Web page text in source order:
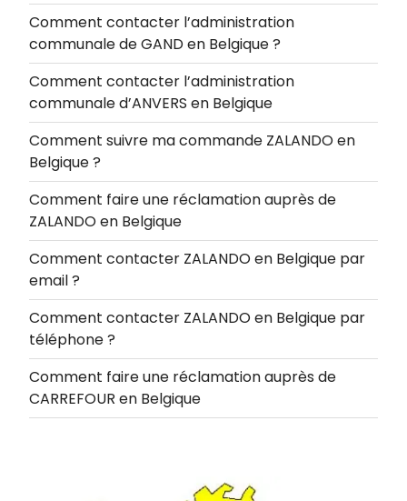
Comment contacter l’administration
communale de GAND en Belgique ?
Comment contacter l’administration
communale d’ANVERS en Belgique
Comment suivre ma commande ZALANDO en
Belgique ?
Comment faire une réclamation auprès de
ZALANDO en Belgique
Comment contacter ZALANDO en Belgique par
email ?
Comment contacter ZALANDO en Belgique par
téléphone ?
Comment faire une réclamation auprès de
CARREFOUR en Belgique